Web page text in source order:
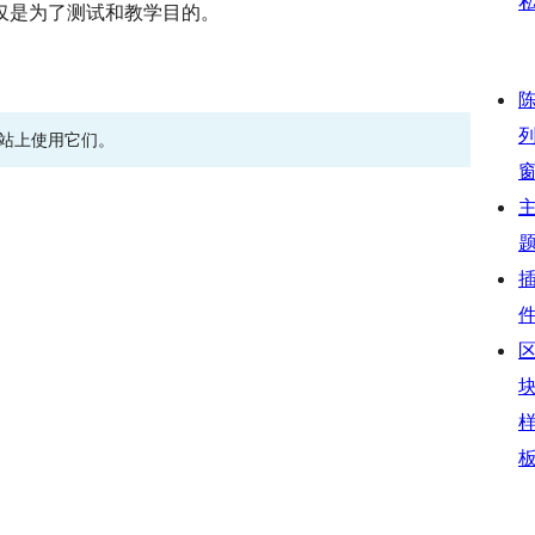
为了测试和教学目的。
上使用它们。